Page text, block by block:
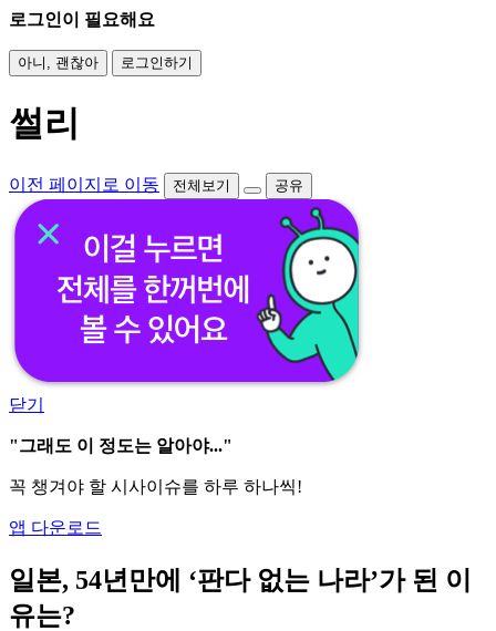
로그인이 필요해요
아니, 괜찮아 로그인하기
썰리
이전 페이지로 이동 전체보기 공유
닫기
"그래도 이 정도는 알아야..."
꼭 챙겨야 할 시사이슈를 하루 하나씩!
앱 다운로드
일본, 54년만에 ‘판다 없는 나라’가 된 이
유는?